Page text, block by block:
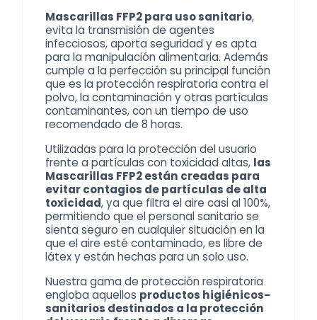
Mascarillas FFP2para uso sanitario,
evita la transmisión de agentes
infecciosos, aporta seguridad y es apta
para la manipulación alimentaria. Además
cumple a la perfección su principal función
que es la protección respiratoria contra el
polvo, la contaminación y otras partículas
contaminantes, con un tiempo de uso
recomendado de 8 horas.
Utilizadas para la protección del usuario
frente a partículas con toxicidad altas, las
Mascarillas FFP2 están creadas para
evitar contagios de partículas de alta
toxicidad, ya que filtra el aire casi al 100%,
permitiendo que el personal sanitario se
sienta seguro en cualquier situación en la
que el aire esté contaminado, es libre de
látex y están hechas para un solo uso.
Nuestra gama de protección respiratoria
engloba aquellos productos higiénicos-
sanitarios destinados a la protección